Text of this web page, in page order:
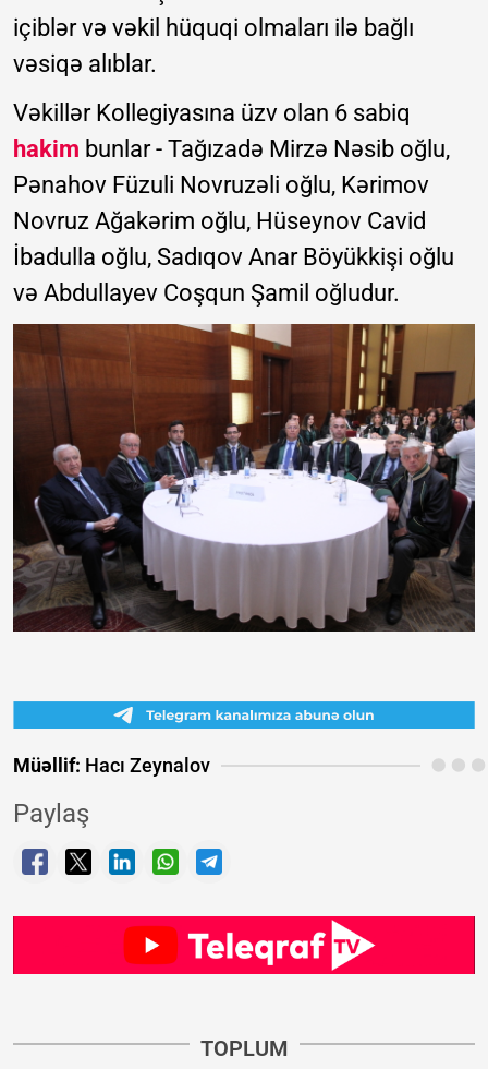
içiblər və vəkil hüquqi olmaları ilə bağlı
vəsiqə alıblar.
Vəkillər Kollegiyasına üzv olan 6 sabiq
hakim bunlar - Tağızadə Mirzə Nəsib oğlu,
Pənahov Füzuli Novruzəli oğlu, Kərimov
Novruz Ağakərim oğlu, Hüseynov Cavid
İbadulla oğlu, Sadıqov Anar Böyükkişi oğlu
və Abdullayev Coşqun Şamil oğludur.
Müəllif: Hacı Zeynalov
Paylaş
TOPLUM